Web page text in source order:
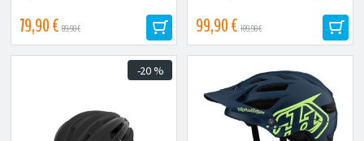
maastokypärä...
79,90 € 89,90 € 99,90 € 109,90 €
-20 %